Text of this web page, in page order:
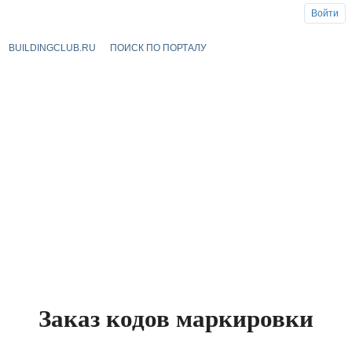
BUILDINGCLUB.RU ПОИСК ПО ПОРТАЛУ
Заказ кодов маркировки
Войти